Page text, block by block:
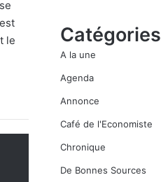
le
Catégories
A la une
Agenda
Annonce
Café de l'Economiste
Chronique
De Bonnes Sources